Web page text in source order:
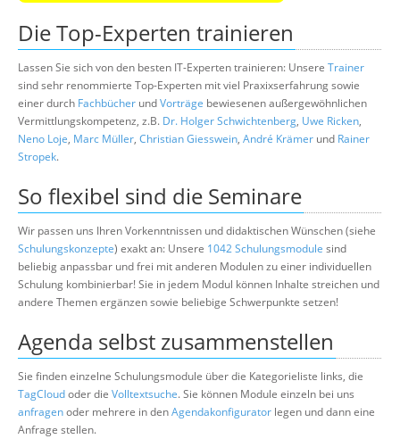
Die Top-Experten trainieren
Lassen Sie sich von den besten IT-Experten trainieren: Unsere Trainer
sind sehr renommierte Top-Experten mit viel Praxixserfahrung sowie
einer durch Fachbücher undVorträge bewiesenen außergewöhnlichen
Vermittlungskompetenz, z.B. Dr. Holger Schwichtenberg, Uwe Ricken,
Neno Loje, Marc Müller, Christian Giesswein, André Krämer und Rainer
Stropek.
So flexibel sind die Seminare
Wir passen uns Ihren Vorkenntnissen und didaktischen Wünschen (siehe
Schulungskonzepte) exakt an: Unsere 1042 Schulungsmodule sind
beliebig anpassbar und frei mit anderen Modulen zu einer individuellen
Schulung kombinierbar! Sie in jedem Modul können Inhalte streichen und
andere Themen ergänzen sowie beliebige Schwerpunkte setzen!
Agenda selbst zusammenstellen
Sie finden einzelne Schulungsmodule über die Kategorieliste links, die
TagCloudoder die Volltextsuche. Sie können Module einzeln bei uns
anfragenoder mehrere in denAgendakonfigurator legen und dann eine
Anfrage stellen.